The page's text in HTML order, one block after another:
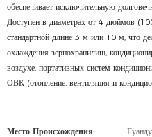
обеспечивает исключительную
Доступен в диаметрах от 4 дюймов
стандартной длине 3 м или 10 м, что
охлаждения зернохранилищ,
воздухе, портативных систем
ОВК (отопление, вентиляция и
Место Происхождения: